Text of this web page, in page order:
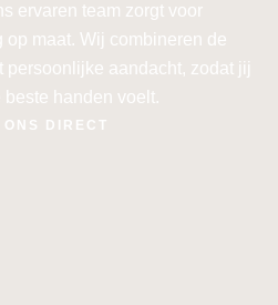
ervaren team zorgt voor
op maat. Wij combineren de
persoonlijke aandacht, zodat jij
handen voelt.
DIRECT